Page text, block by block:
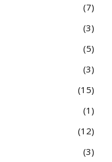
7
3
5
3
15
1
12
3